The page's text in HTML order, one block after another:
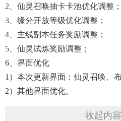
2、仙灵召唤抽卡卡池优化调整；
3、缘分开放等级优化调整；
4、主线副本任务奖励调整；
5、仙灵试炼奖励调整；
6、界面优化
1）本次更新界面：仙灵召唤、布
2）其他界面优化。
收起内容